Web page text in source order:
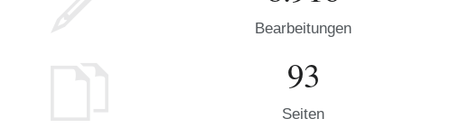
Bearbeitungen
93
Seiten